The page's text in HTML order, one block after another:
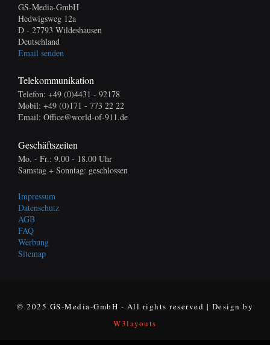
GS-Media-GmbH
Hedwigsweg 12a
D - 27793 Wildeshausen
Deutschland
Email senden
Telekommunikation
Telefon: +49 (0)4431 - 92178
Mobil: +49 (0)171 - 773 22 22
Email: Office@world-of-911.de
Geschäftszeiten
Mo. - Fr.: 9.00 - 18.00 Uhr
Samstag + Sonntag: geschlossen
Impressum
Datenschutz
AGB
FAQ
Werbung
Sitemap
© 2025 GS-Media-GmbH - All rights reserved | Design by
W3layouts